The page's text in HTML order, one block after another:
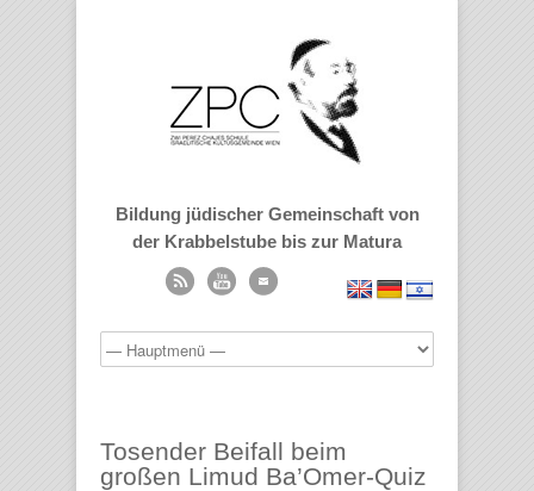
Bildung jüdischer Gemeinschaft von
der Krabbelstube bis zur Matura
Tosender Beifall beim
großen Limud Ba’Omer-Quiz